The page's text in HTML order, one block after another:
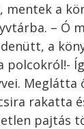
a
– Ó
a
polcokról!-
Meglátta
rakatta
pajtás